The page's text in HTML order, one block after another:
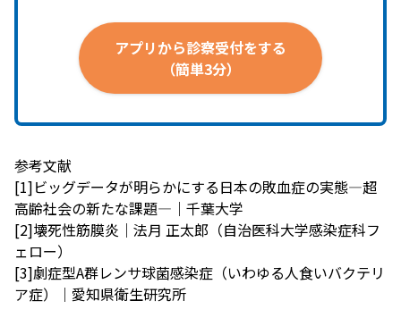
アプリから診察受付をする
（簡単3分）
参考文献
[1]ビッグデータが明らかにする日本の敗血症の実態―超
高齢社会の新たな課題―｜千葉大学
[2]壊死性筋膜炎｜法月 正太郎（自治医科大学感染症科フ
ェロー）
[3]劇症型A群レンサ球菌感染症（いわゆる人食いバクテリ
ア症）｜愛知県衛生研究所